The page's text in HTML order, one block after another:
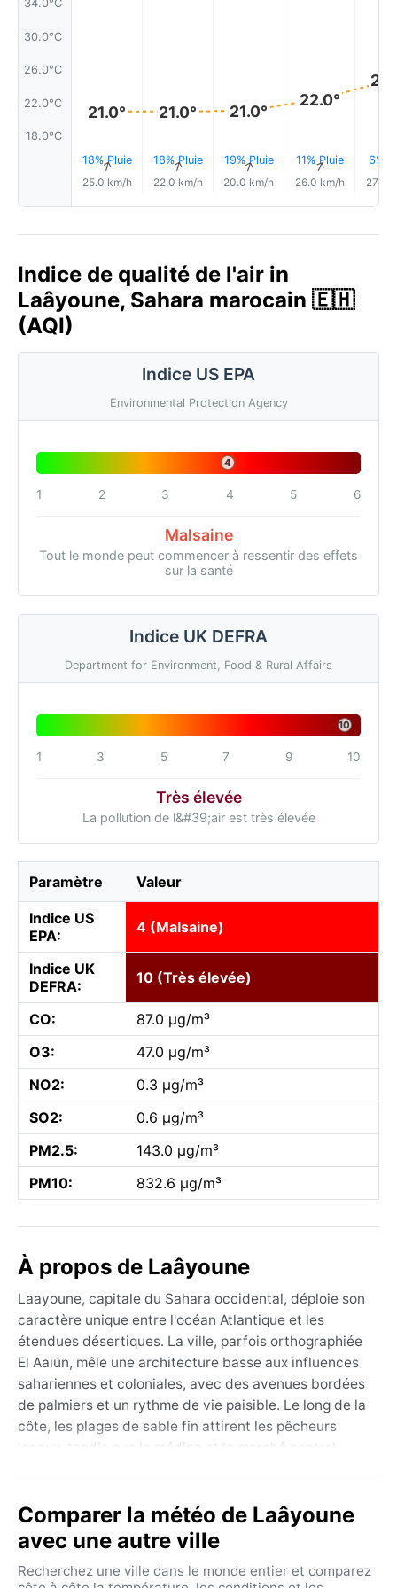
34.0°C
30.0°C
26.0°C
22.0°C
18.0°C
21.0°
18% Pluie
↑
25.0 km/h
21.0°
18% Pluie
↑
22.0 km/h
21.0°
19% Pluie
↑
20.0 km/h
22.0°
11% Pluie
↑
26.0 km/h
6%
27.0
Indice de qualité de l'air in
Laâyoune, Sahara marocain 🇪🇭
(AQI)
Indice US EPA
Environmental Protection Agency
4
1 2 3 4 5 6
Malsaine
Tout le monde peut commencer à ressentir des effets
sur la santé
Indice UK DEFRA
Department for Environment, Food & Rural Affairs
10
1 3 5 7 9 10
Très élevée
La pollution de l&#39;air est très élevée
Paramètre Valeur
Indice US
EPA:
4 (Malsaine)
Indice UK
DEFRA:
10 (Très élevée)
CO:
87.0 µg/m³
O3:
47.0 µg/m³
NO2:
0.3 µg/m³
SO2:
0.6 µg/m³
PM2.5:
143.0 µg/m³
PM10:
832.6 µg/m³
À propos de Laâyoune
Laayoune, capitale du Sahara occidental, déploie son
caractère unique entre l'océan Atlantique et les
étendues désertiques. La ville, parfois orthographiée
El Aaiún, mêle une architecture basse aux influences
sahariennes et coloniales, avec des avenues bordées
de palmiers et un rythme de vie paisible. Le long de la
côte, les plages de sable fin attirent les pêcheurs
locaux, tandis que la médina et le marché central
aride, à quelques kilomètres de l'embouchure de
l'oued Sakia El Hamra, un lit de rivière souvent
asséché.
Sous la classification de Köppen BWh (désert chaud),
Comparer la météo de Laâyoune
avec une autre ville
Recherchez une ville dans le monde entier et comparez